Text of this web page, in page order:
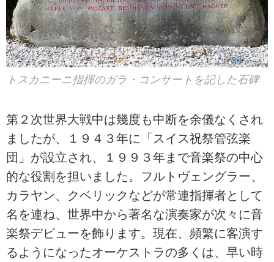
トスカニーニ指揮のガラ・コンサートを記した石碑
第２次世界大戦中は幾度も中断を余儀なくされ
ましたが、１９４３年に「スイス祝祭管弦楽
団」が設立され、１９９３年まで音楽祭の中心
的な役割を担いました。フルトヴェングラー、
カラヤン、クベリックなどが常連指揮者として
名を連ね、世界中から著名な演奏家が次々に音
楽祭デビューを飾ります。現在、頻繁に客演す
るようになったオーケストラの多くは、早い時